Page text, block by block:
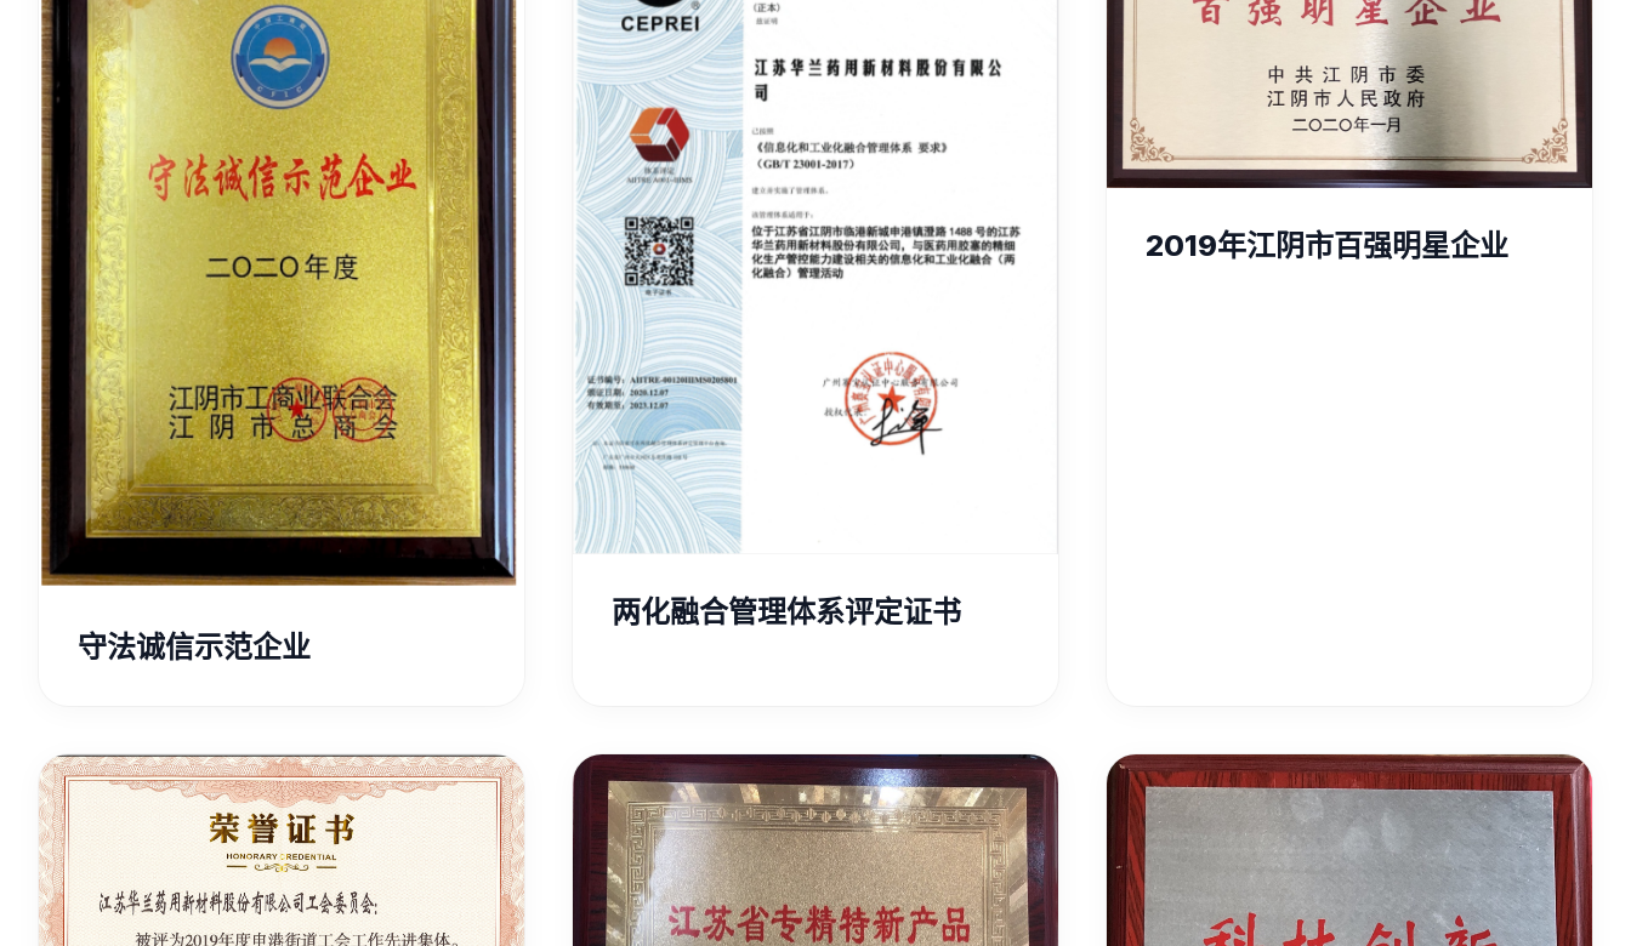
守法诚信示范企业
两化融合管理体系评定证书
2019年江阴市百强明星企业